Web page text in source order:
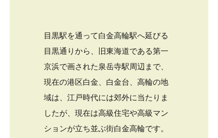
目黒駅を通って白金高輪駅へ延びる
目黒通りから、旧東海道である第一
京浜で画された泉岳寺駅周辺まで、
現在の港区白金、白金台、高輪の地
域は、江戸時代には郊外に当たりま
したが、現在は高級住宅や高級マン
ションが立ち並ぶ街白金高輪です。